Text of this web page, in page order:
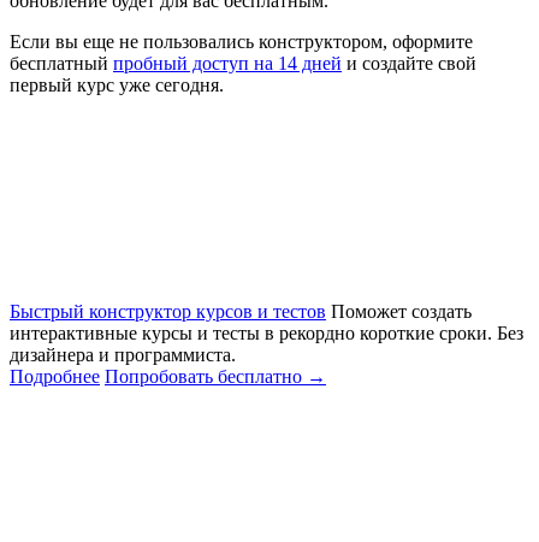
Если вы еще не пользовались конструктором, оформите
бесплатный пробный доступ на 14 дней и создайте свой
первый курс уже сегодня.
Быстрый конструктор курсов и тестов Поможет создать
интерактивные курсы и тесты в рекордно короткие сроки. Без
дизайнера и программиста.
Подробнее Попробовать бесплатно →